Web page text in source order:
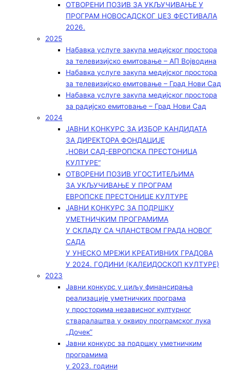
ОТВОРЕНИ ПОЗИВ ЗА УКЉУЧИВАЊЕ У
ПРОГРАМ НОВОСАДСКОГ ЏЕЗ ФЕСТИВАЛА
2026.
2025
Набавка услуге закупа медијског простора
за телевизијско емитовање – АП Војводинa
Набавка услуге закупа медијског простора
за телевизијско емитовање – Град Нови Сад
Набавка услуге закупа медијског простора
за радијско емитовање – Град Нови Сад
2024
ЈАВНИ КОНКУРС ЗА ИЗБОР КАНДИДАТА
ЗА ДИРЕКТОРА ФОНДАЦИЈЕ
„НОВИ САД-ЕВРОПСКА ПРЕСТОНИЦА
КУЛТУРЕ“
ОТВОРЕНИ ПОЗИВ УГОСТИТЕЉИМА
ЗА УКЉУЧИВАЊЕ У ПРОГРАМ
ЕВРОПСКЕ ПРЕСТОНИЦЕ КУЛТУРЕ
ЈАВНИ КОНКУРС ЗА ПОДРШКУ
УМЕТНИЧКИМ ПРОГРАМИМА
У СКЛАДУ СА ЧЛАНСТВОМ ГРАДА НОВОГ
САДА
У УНЕСКО МРЕЖИ КРЕАТИВНИХ ГРАДОВА
У 2024. ГОДИНИ (КАЛЕИДОСКОП КУЛТУРЕ)
2023
Јавни конкурс у циљу финансирања
реализације уметничких програма
у просторима независног културног
стваралаштва у оквиру програмског лука
„Дочек”
Јавни конкурс за подршку уметничким
програмима
у 2023. години